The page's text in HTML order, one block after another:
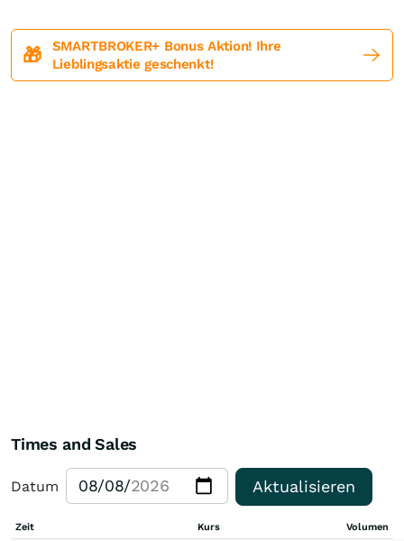
🎁
SMARTBROKER+ Bonus Aktion! Ihre
Lieblingsaktie geschenkt!
Times and Sales
Datum Aktualisieren
Zeit Kurs Volumen